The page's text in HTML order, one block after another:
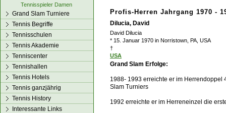
Profis-Herren Jahrgang 1970 -
Dilucia, David
David Dilucia
* 15. Januar 1970 in Norristown, PA, USA
†
USA
Grand Slam Erfolge:
1988- 1993 erreichte er im Herrendoppel
Slam Turniers
1992 erreichte er im Herreneinzel die
Tennisspieler Damen
Grand Slam Turniere
Tennis Begriffe
Tennisschulen
Tennis Akademie
Tenniscenter
Tennishallen
Tennis Hotels
Tennis ganzjährig
Tennis History
Interessante Links